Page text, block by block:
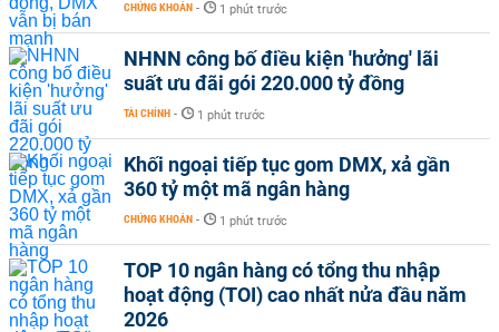
CHỨNG KHOÁN - 1 phút trước
NHNN công bố điều kiện 'hưởng' lãi
suất ưu đãi gói 220.000 tỷ đồng
TÀI CHÍNH - 1 phút trước
Khối ngoại tiếp tục gom DMX, xả gần
360 tỷ một mã ngân hàng
CHỨNG KHOÁN - 1 phút trước
TOP 10 ngân hàng có tổng thu nhập
hoạt động (TOI) cao nhất nửa đầu năm
2026